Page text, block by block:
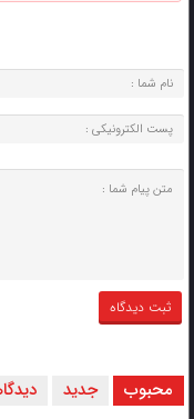
محبوب جدید